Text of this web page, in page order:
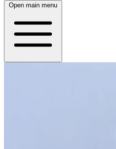
Open main menu